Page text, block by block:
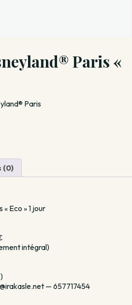
Paris «
Paris
(0)
Eco » 1 jour
intégral)
— 657717454